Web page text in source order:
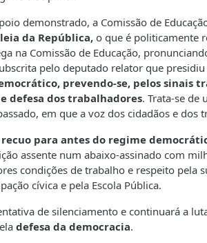
demonstrado, a Comissão de
da República, o que é politicamente
na Comissão de Educação,
pelo deputado relator que
prevendo-se, pelos sinais
defesa dos trabalhadores. Trata-se de
em que a voz dos cidadãos e dos
recuo para antes do regime
assente num abaixo-assinado com
condições de trabalho e respeito pela
cívica e pela Escola Pública.
de silenciamento e continuará a
defesa da democracia.